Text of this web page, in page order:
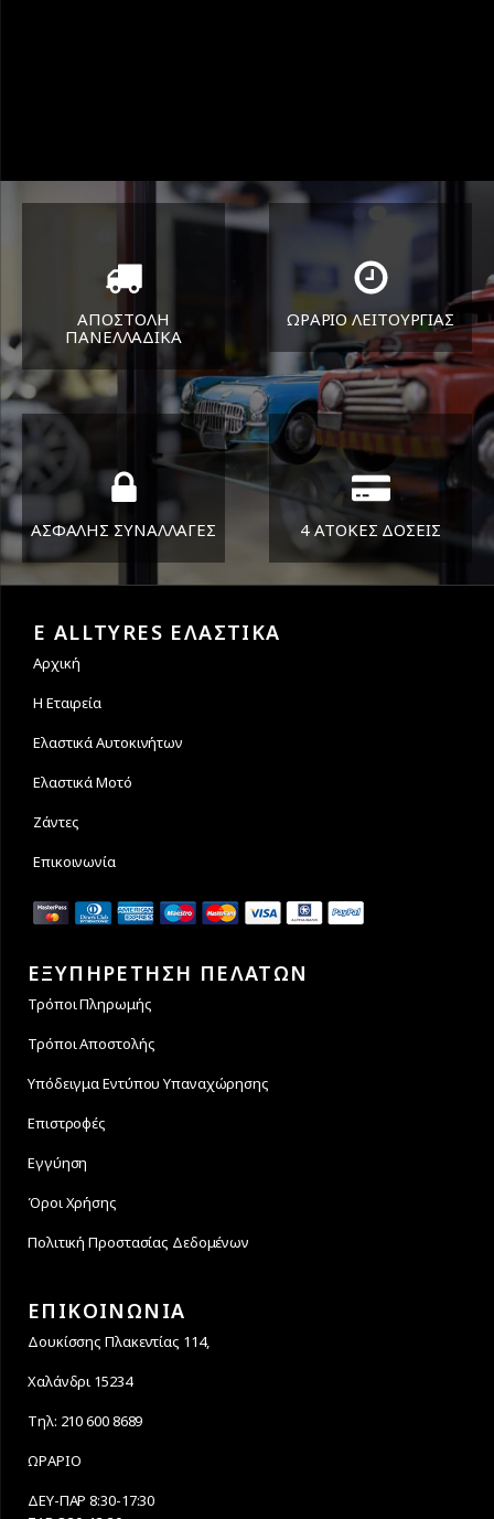
ΑΠΟΣΤΟΛΗ
ΠΑΝΕΛΛΑΔΙΚA
Όπου και αν είστε θα σας
στείλουμε τα ελαστικά σας
ΩΡΑΡΙΟ ΛΕΙΤΟΥΡΓΙΑΣ
ΔΕΥ-ΠΑΡ 8:30-17:30
ΣΑΒ 8:30-13:30
ΑΣΦΑΛΗΣ ΣΥΝΑΛΛΑΓΕΣ 4 ΑΤΟΚΕΣ ΔΟΣΕΙΣ
E ALLTYRES ΕΛΑΣΤΙΚΑ
Αρχική
Η Εταιρεία
Ελαστικά Αυτοκινήτων
Ελαστικά Μοτό
Ζάντες
Επικοινωνία
ΕΞΥΠΗΡΕΤΗΣΗ ΠΕΛΑΤΩΝ
Τρόποι Πληρωμής
Τρόποι Αποστολής
Υπόδειγμα Εντύπου Υπαναχώρησης
Επιστροφές
Εγγύηση
Όροι Χρήσης
Πολιτική Προστασίας Δεδομένων
ΕΠΙΚΟΙΝΩΝΙΑ
Δουκίσσης Πλακεντίας 114,
Χαλάνδρι 15234
Τηλ: 210 600 8689
ΩΡΑΡΙΟ
ΔΕΥ-ΠΑΡ 8:30-17:30